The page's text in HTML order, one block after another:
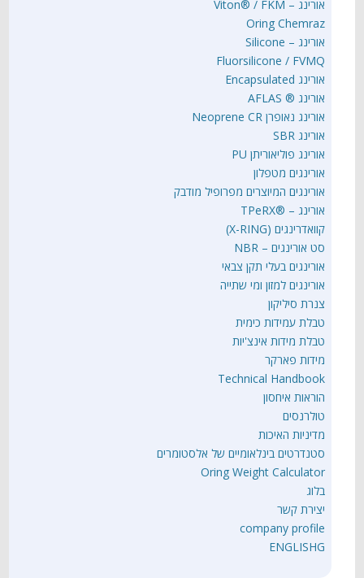
אורינג – Viton® / FKM
Oring Chemraz
אורינג – Silicone
Fluorsilicone / FVMQ
אורינג Encapsulated
אורינג ® AFLAS
אורינג נאופרן Neoprene CR
אורינג SBR
אורינג פוליאוריתן PU
אורינגים מטפלון
אורינגים המיוצרים מפרופיל מודבק
אורינג – ®TPeRX
קוואדרינגים (X-RING)
סט אורינגים – NBR
אורינגים בעלי תקן צבאי
אורינגים למזון ומי שתייה
צנרת סיליקון
טבלת עמידות כימית
טבלת מידות אינצ'יות
מידות פארקר
Technical Handbook
הוראות איחסון
טולרנסים
מדיניות האיכות
סטנדרטים בינלאומיים של אלסטומרים
Oring Weight Calculator
בלוג
יצירת קשר
company profile
ENGLISHG